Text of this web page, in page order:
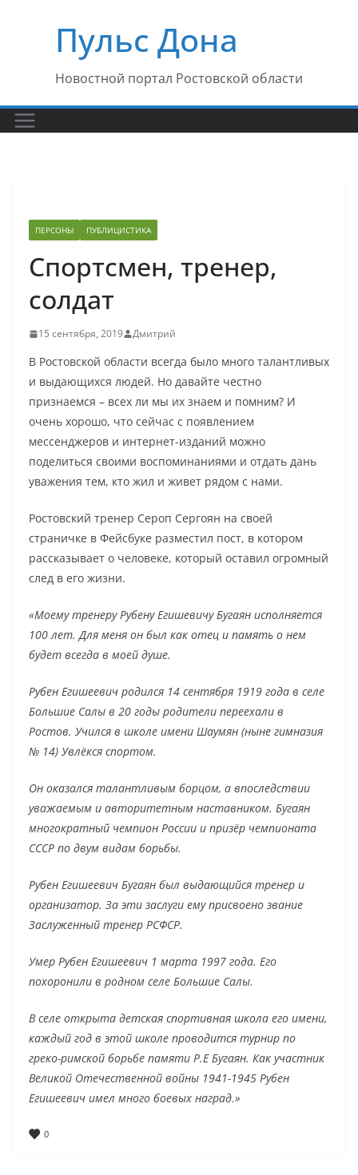
содержимомуПульс Дона
Новостной портал Ростовской области
ПЕРСОНЫ ПУБЛИЦИСТИКА
Спортсмен, тренер,
солдат
15 сентября, 2019 Дмитрий
В Ростовской области всегда было много талантливых
и выдающихся людей. Но давайте честно
признаемся – всех ли мы их знаем и помним? И
очень хорошо, что сейчас с появлением
мессенджеров и интернет-изданий можно
поделиться своими воспоминаниями и отдать дань
уважения тем, кто жил и живет рядом с нами.
Ростовский тренер Сероп Сергоян на своей
страничке в Фейсбуке разместил пост, в котором
рассказывает о человеке, который оставил огромный
след в его жизни.
«Моему тренеру Рубену Егишевичу Бугаян исполняется
100 лет. Для меня он был как отец и память о нем
будет всегда в моей душе.
Рубен Егишеевич родился 14 сентября 1919 года в селе
Большие Салы в 20 годы родители переехали в
Ростов. Учился в школе имени Шаумян (ныне гимназия
№ 14) Увлёкся спортом.
Он оказался талантливым борцом, а впоследствии
уважаемым и авторитетным наставником. Бугаян
многократный чемпион России и призёр чемпионата
СССР по двум видам борьбы.
Рубен Егишеевич Бугаян был выдающийся тренер и
организатор. За эти заслуги ему присвоено звание
Заслуженный тренер РСФСР.
Умер Рубен Егишеевич 1 марта 1997 года. Его
похоронили в родном селе Большие Салы.
В селе открыта детская спортивная школа его имени,
каждый год в этой школе проводится турнир по
греко-римской борьбе памяти Р.Е Бугаян. Как участник
Великой Отечественной войны 1941-1945 Рубен
Егишеевич имел много боевых наград.»
0